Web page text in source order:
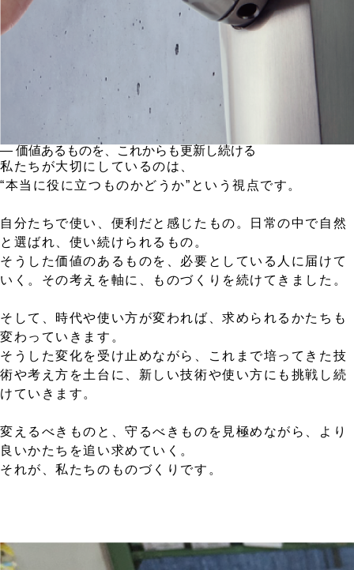
― 価値あるものを、これからも更新し続ける
私たちが大切にしているのは、
“本当に役に立つものかどうか”という視点です。
自分たちで使い、便利だと感じたもの。日常の中で自然
と選ばれ、使い続けられるもの。
そうした価値のあるものを、必要としている人に届けて
いく。その考えを軸に、ものづくりを続けてきました。
そして、時代や使い方が変われば、求められるかたちも
変わっていきます。
そうした変化を受け止めながら、これまで培ってきた技
術や考え方を土台に、新しい技術や使い方にも挑戦し続
けていきます。
変えるべきものと、守るべきものを見極めながら、より
良いかたちを追い求めていく。
それが、私たちのものづくりです。